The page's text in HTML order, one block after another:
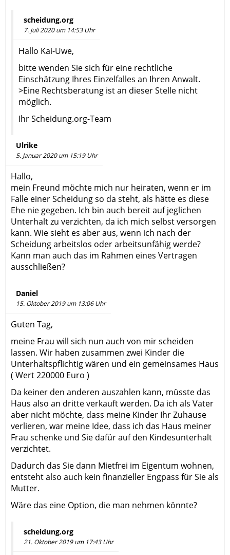
scheidung.org
7. Juli 2020 um 14:53 Uhr
Hallo Kai-Uwe,
bitte wenden Sie sich für eine rechtliche
Einschätzung Ihres Einzelfalles an Ihren Anwalt.
>Eine Rechtsberatung ist an dieser Stelle nicht
möglich.
Ihr Scheidung.org-Team
Ulrike
5. Januar 2020 um 15:19 Uhr
Hallo,
mein Freund möchte mich nur heiraten, wenn er im
Falle einer Scheidung so da steht, als hätte es diese
Ehe nie gegeben. Ich bin auch bereit auf jeglichen
Unterhalt zu verzichten, da ich mich selbst versorgen
kann. Wie sieht es aber aus, wenn ich nach der
Scheidung arbeitslos oder arbeitsunfähig werde?
Kann man auch das im Rahmen eines Vertragen
ausschließen?
Daniel
15. Oktober 2019 um 13:06 Uhr
Guten Tag,
meine Frau will sich nun auch von mir scheiden
lassen. Wir haben zusammen zwei Kinder die
Unterhaltspflichtig wären und ein gemeinsames Haus
( Wert 220000 Euro )
Da keiner den anderen auszahlen kann, müsste das
Haus also an dritte verkauft werden. Da ich als Vater
aber nicht möchte, dass meine Kinder Ihr Zuhause
verlieren, war meine Idee, dass ich das Haus meiner
Frau schenke und Sie dafür auf den Kindesunterhalt
verzichtet.
Dadurch das Sie dann Mietfrei im Eigentum wohnen,
entsteht also auch kein finanzieller Engpass für Sie als
Mutter.
Wäre das eine Option, die man nehmen könnte?
scheidung.org
21. Oktober 2019 um 17:43 Uhr